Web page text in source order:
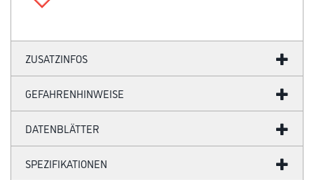
ZUSATZINFOS
GEFAHRENHINWEISE
DATENBLÄTTER
SPEZIFIKATIONEN